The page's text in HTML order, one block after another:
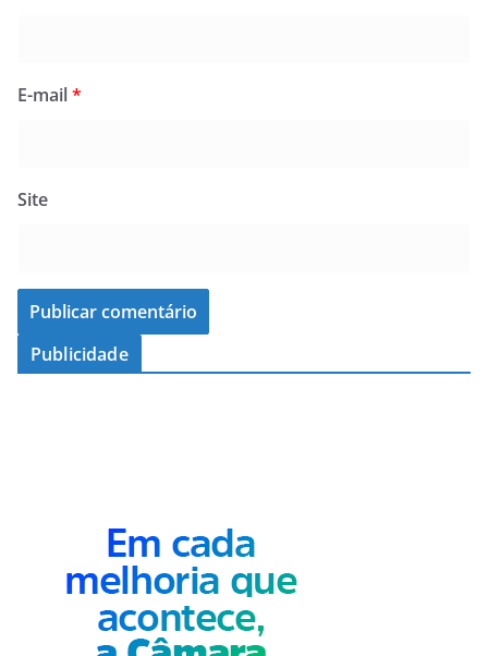
E-mail*
Site
Publicidade